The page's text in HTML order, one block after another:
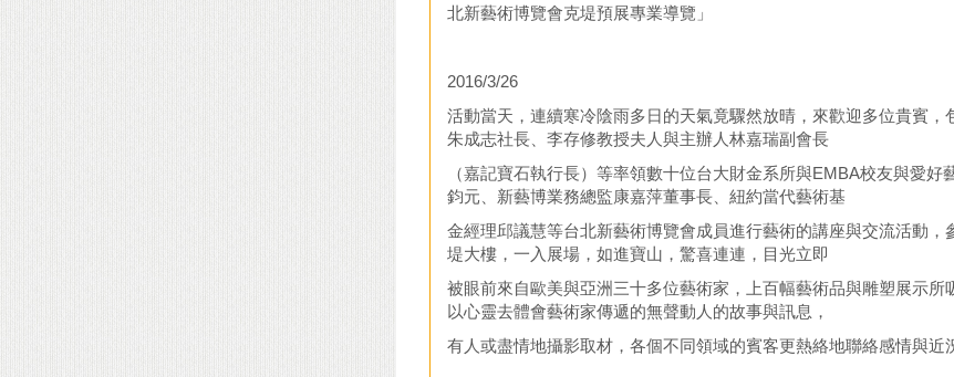
北新藝術博覽會克堤預展專業導覽」
2016/3/26
活動當天，連續寒冷陰雨多日的天氣竟驟然放晴，來歡迎多位貴賓
朱成志社長、李存修教授夫人與主辦人林嘉瑞副會長
（嘉記寶石執行長）等率領數十位台大財金系所與EMBA校友與愛
鈞元、新藝博業務總監康嘉萍董事長、紐約當代藝術基
金經理邱議慧等台北新藝術博覽會成員進行藝術的講座與交流活動
堤大樓，一入展場，如進寶山，驚喜連連，目光立即
被眼前來自歐美與亞洲三十多位藝術家，上百幅藝術品與雕塑展示所
以心靈去體會藝術家傳遞的無聲動人的故事與訊息，
有人或盡情地攝影取材，各個不同領域的賓客更熱絡地聯絡感情與近